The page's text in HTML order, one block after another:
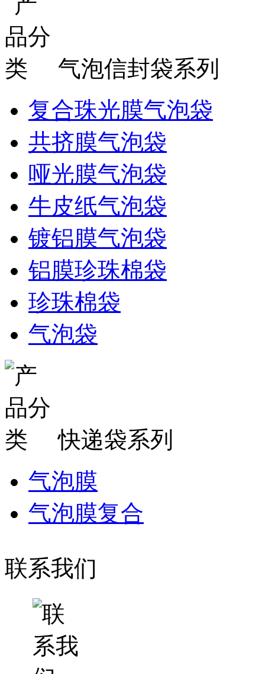
气泡信封袋系列
复合珠光膜气泡袋
共挤膜气泡袋
哑光膜气泡袋
牛皮纸气泡袋
镀铝膜气泡袋
铝膜珍珠棉袋
珍珠棉袋
气泡袋
快递袋系列
气泡膜
气泡膜复合
联系我们